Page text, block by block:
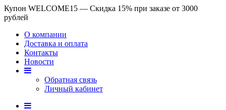
Купон WELCOME15 — Скидка 15% при заказе от 3000
рублей
О компании
Доставка и оплата
Контакты
Новости
Обратная связь
Личный кабинет